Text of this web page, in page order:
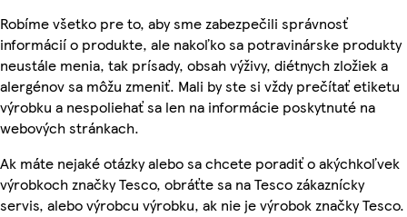
Robíme všetko pre to, aby sme zabezpečili správnosť
informácií o produkte, ale nakoľko sa potravinárske produkty
neustále menia, tak prísady, obsah výživy, diétnych zložiek a
alergénov sa môžu zmeniť. Mali by ste si vždy prečítať etiketu
výrobku a nespoliehať sa len na informácie poskytnuté na
webových stránkach.
Ak máte nejaké otázky alebo sa chcete poradiť o akýchkoľvek
výrobkoch značky Tesco, obráťte sa na Tesco zákaznícky
servis, alebo výrobcu výrobku, ak nie je výrobok značky Tesco.